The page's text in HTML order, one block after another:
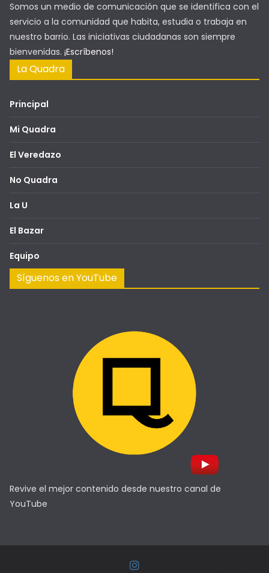
Somos un medio de comunicación que se identifica con el
servicio a la comunidad que habita, estudia o trabaja en
nuestro barrio. Las iniciativas ciudadanas son siempre
bienvenidas. ¡Escríbenos!
La Quadra
Principal
Mi Quadra
El Veredazo
No Quadra
La U
El Bazar
Equipo
Síguenos en YouTube
Revive el mejor contenido desde nuestro canal de
YouTube